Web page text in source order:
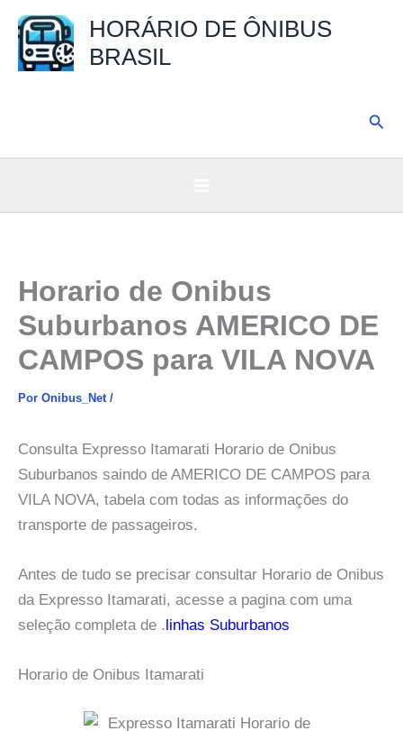
para
HORÁRIO DE ÔNIBUS
BRASIL
Horario de Onibus
Suburbanos AMERICO DE
CAMPOS para VILA NOVA
Por Onibus_Net /
Consulta Expresso Itamarati Horario de Onibus
Suburbanos saindo de AMERICO DE CAMPOS para
VILA NOVA, tabela com todas as informações do
transporte de passageiros.
Antes de tudo se precisar consultar Horario de Onibus
da Expresso Itamarati, acesse a pagina com uma
seleção completa de . linhas Suburbanos
Horario de Onibus Itamarati